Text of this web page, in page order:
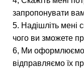
запропонувати
5. Надішліть мені
чого ви зможете
6, Ми оформлюємо
відправляємо їх